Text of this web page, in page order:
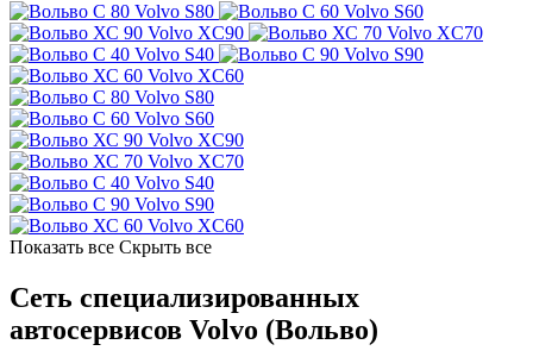
Volvo S80
Volvo S60
Volvo XC90
Volvo XC70
Volvo S40
Volvo S90
Volvo XC60
Volvo S80
Volvo S60
Volvo XC90
Volvo XC70
Volvo S40
Volvo S90
Volvo XC60
Показать все Скрыть все
Сеть специализированных
автосервисов Volvo (Вольво)